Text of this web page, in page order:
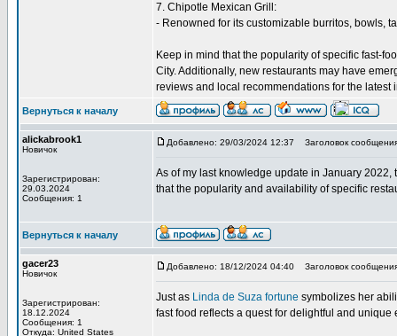
7. Chipotle Mexican Grill:
- Renowned for its customizable burritos, bowls,
Keep in mind that the popularity of specific fast-
City. Additionally, new restaurants may have
reviews and local recommendations for the latest
Вернуться к началу
alickabrook1
Новичок
Зарегистрирован:
29.03.2024
Сообщения: 1
Добавлено: 29/03/2024 12:37 Заголовок
As of my last knowledge update in January
that the popularity and availability of specific
Вернуться к началу
gacer23
Новичок
Зарегистрирован:
18.12.2024
Сообщения: 1
Откуда: United States
Добавлено: 18/12/2024 04:40 Заголовок
Just as Linda de Suza fortune symbolizes her
fast food reflects a quest for delightful and unique